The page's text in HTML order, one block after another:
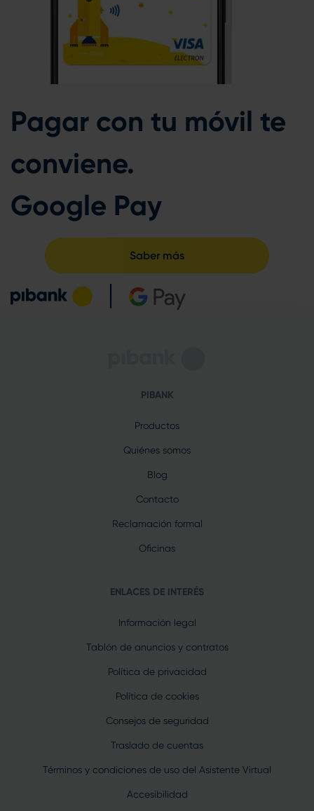
Pagar con tu móvil te
conviene.
Google Pay
Saber más
PIBANK
Productos
Quiénes somos
Blog
Contacto
Reclamación formal
Oficinas
ENLACES DE INTERÉS
Información legal
Tablón de anuncios y contratos
Política de privacidad
Política de cookies
Consejos de seguridad
Traslado de cuentas
Términos y condiciones de uso del Asistente Virtual
Accesibilidad